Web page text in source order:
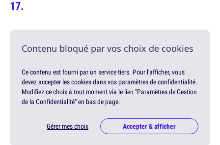
Contenu bloqué par vos choix de cookies
Ce contenu est fourni par un service tiers. Pour l'afficher, vous
devez accepter les cookies dans vos paramètres de confidentialité.
Modifiez ce choix à tout moment via le lien "Paramètres de Gestion
de la Confidentialité" en bas de page.
Gérer mes choix Accepter & afficher